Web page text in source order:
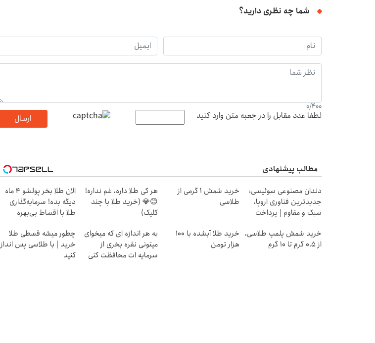
شما چه نظری دارید؟
0/400
لطفا عدد مقابل را در جعبه متن وارد کنید ارسال
مطالب پیشنهادی
دندان مصنوعی سوئیسی:
جدیدترین فناوری اروپا،
سبک و مقاوم | پرداخت
خرید شمش 1 گرمی از
طلاسی
هر کی طلا داره، غم نداره!
😊💎 (خرید طلا با چند
کلیک)
الان طلا بخر پولشو 4 ماه
دیگه بده! سرمایه‌گذاری
طلا با اقساط بی‌بهره
خرید شمش پلمپ طلاسی،
از ۰.۵ گرم تا ۱۰ گرم
خرید طلا آبشده با 100
هزار تومن
به هر اندازه ای که میخوای
میتونی نقره بخری از
سرمایه ات محافظت کنی
چطور میشه قسطی طلا
خرید | با طلاسی پس انداز
کنید